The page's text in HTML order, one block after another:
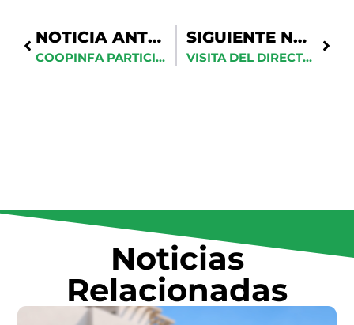
NOTICIA ANTERIOR
COOPINFA PARTICIPA EN JORNADA DE SIEMBRA POR EL DÍA NACIONAL DEL ÁRBOL
SIGUIENTE NOTICIA
VISITA DEL DIRECTOR DE TECNOLOGÍAS Y COMUNICACIÓN DEL MINISTERIO DE DEFENSA NACIONAL DE PARAGUAY
Noticias
Relacionadas